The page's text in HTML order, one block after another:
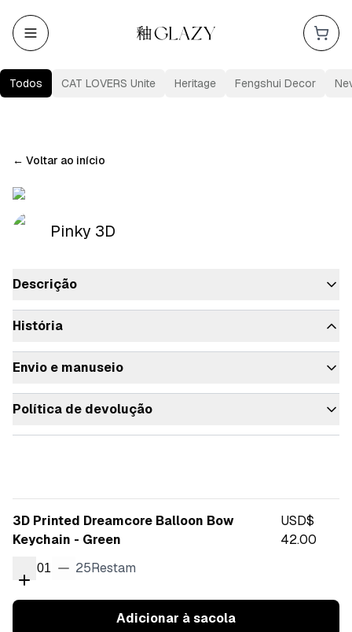
Todos CAT LOVERS Unite Heritage Fengshui Decor
← Voltar ao início
Pinky 3D
Descrição
História
Envio e manuseio
Política de devolução
3D Printed Dreamcore Balloon Bow
Keychain - Green
USD$
42.00
01 25Restam
Adicionar à sacola